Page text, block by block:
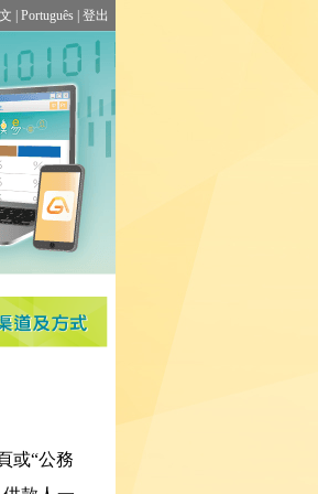
Português 登出
或“公務